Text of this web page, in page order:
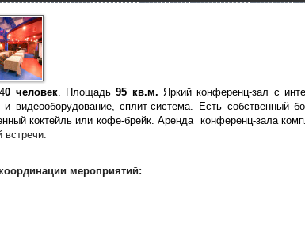
0 человек. Площадь95 кв.м.Яркий конференц-зал с
видеооборудование, сплит-система. Есть собственный
коктейль или кофе-брейк. Аренда конференц-зала
встречи.
мероприятий: